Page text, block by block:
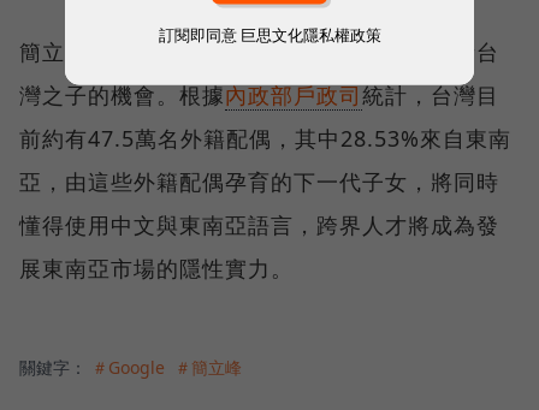
簡立峰最後提出一個值得思考的社會角度：新台
灣之子的機會。根據內政部戶政司統計，台灣目
前約有47.5萬名外籍配偶，其中28.53%來自東南
亞，由這些外籍配偶孕育的下一代子女，將同時
懂得使用中文與東南亞語言，跨界人才將成為發
展東南亞市場的隱性實力。
關鍵字： ＃Google ＃簡立峰
訂閱即同意 巨思文化隱私權政策